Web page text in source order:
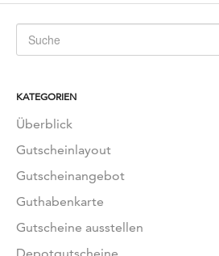
KATEGORIEN
Überblick
Gutscheinlayout
Gutscheinangebot
Guthabenkarte
Gutscheine ausstellen